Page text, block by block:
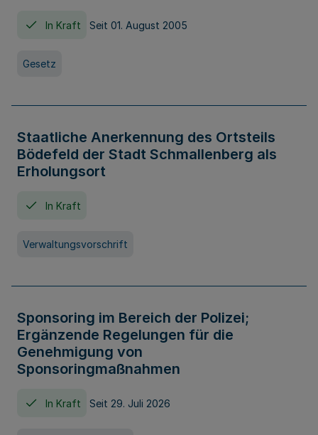
In Kraft Seit 01. August 2005
Gesetz
Staatliche Anerkennung des Ortsteils
Bödefeld der Stadt Schmallenberg als
Erholungsort
In Kraft
Verwaltungsvorschrift
Sponsoring im Bereich der Polizei;
Ergänzende Regelungen für die
Genehmigung von
Sponsoringmaßnahmen
In Kraft Seit 29. Juli 2026